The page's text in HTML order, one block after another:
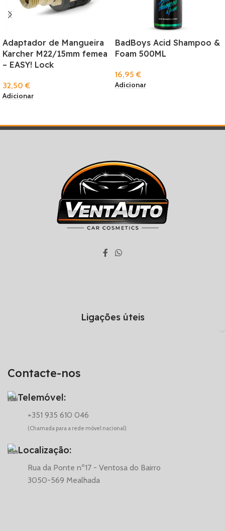
Adaptador de Mangueira
Karcher M22/15mm femea
– EASY! Lock
32,50€
Adicionar
BadBoys Acid Shampoo &
Foam 500ML
16,95€
Adicionar
Contacte-nos
Telemóvel:
+351 935 610 046
(Chamada para a rede móvel nacional)
Localização:
Rua da Ponte nº17 - Ventosa do Bairro
3050-569 Mealhada
Ligações úteis